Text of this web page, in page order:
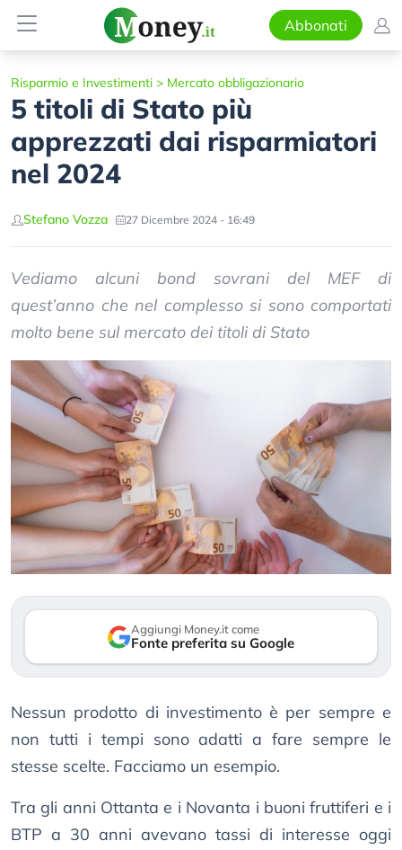
Abbonati
Risparmio e Investimenti > Mercato obbligazionario
5 titoli di Stato più
apprezzati dai risparmiatori
nel 2024
Stefano Vozza 27 Dicembre 2024 - 16:49
Vediamo alcuni bond sovrani del MEF di
quest’anno che nel complesso si sono comportati
molto bene sul mercato dei titoli di Stato
Aggiungi Money.it come
Fonte preferita su Google
Nessun prodotto di investimento è per sempre e
non tutti i tempi sono adatti a fare sempre le
stesse scelte. Facciamo un esempio.
Tra gli anni Ottanta e i Novanta i buoni fruttiferi e i
BTP a 30 anni avevano tassi di interesse oggi